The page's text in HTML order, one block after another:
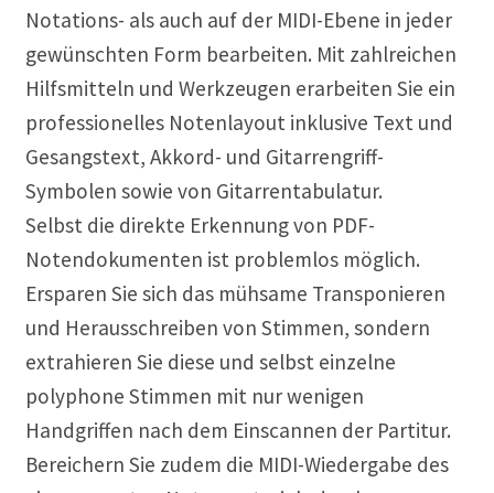
Notations- als auch auf der MIDI-Ebene in jeder
gewünschten Form bearbeiten. Mit zahlreichen
Hilfsmitteln und Werkzeugen erarbeiten Sie ein
professionelles Notenlayout inklusive Text und
Gesangstext, Akkord- und Gitarrengriff-
Symbolen sowie von Gitarrentabulatur.
Selbst die direkte Erkennung von PDF-
Notendokumenten ist problemlos möglich.
Ersparen Sie sich das mühsame Transponieren
und Herausschreiben von Stimmen, sondern
extrahieren Sie diese und selbst einzelne
polyphone Stimmen mit nur wenigen
Handgriffen nach dem Einscannen der Partitur.
Bereichern Sie zudem die MIDI-Wiedergabe des